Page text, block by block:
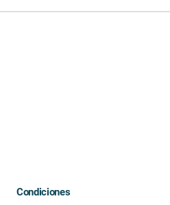
Condiciones